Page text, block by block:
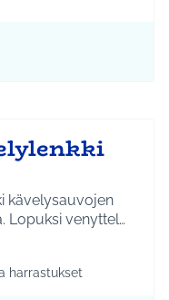
Liikunta ja
kävelysauvojen
Lopuksi venyttel…
Tuusulan kylät
teeman mukaan:
harrastukset